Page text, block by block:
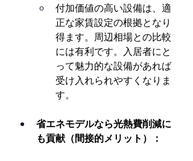
付加価値の高い設備は、適
正な家賃設定の根拠となり
得ます。周辺相場との比較
には有利です。入居者にと
って魅力的な設備があれば
受け入れられやすくなりま
す。
省エネモデルなら光熱費削減に
も貢献（間接的メリット）：